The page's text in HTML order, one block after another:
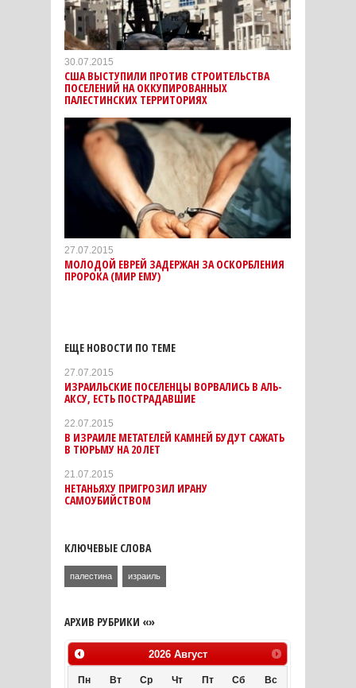
30.07.2015
США ВЫСТУПИЛИ ПРОТИВ СТРОИТЕЛЬСТВА
ПОСЕЛЕНИЙ НА ОККУПИРОВАННЫХ
ПАЛЕСТИНСКИХ ТЕРРИТОРИЯХ
27.07.2015
МОЛОДОЙ ЕВРЕЙ ЗАДЕРЖАН ЗА ОСКОРБЛЕНИЯ
ПРОРОКА (МИР ЕМУ)
ЕЩЕ НОВОСТИ ПО ТЕМЕ
27.07.2015
ИЗРАИЛЬСКИЕ ПОСЕЛЕНЦЫ ВОРВАЛИСЬ В АЛЬ-
АКСУ, ЕСТЬ ПОСТРАДАВШИЕ
22.07.2015
В ИЗРАИЛЕ МЕТАТЕЛЕЙ КАМНЕЙ БУДУТ САЖАТЬ
В ТЮРЬМУ НА 20 ЛЕТ
21.07.2015
НЕТАНЬЯХУ ПРИГРОЗИЛ ИРАНУ
САМОУБИЙСТВОМ
КЛЮЧЕВЫЕ СЛОВА
палестина израиль
АРХИВ РУБРИКИ «»
2026 Август
Пн Вт Ср Чт Пт Сб Вс